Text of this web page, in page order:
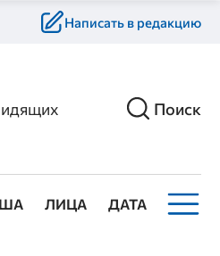
Написать в редакцию
Поиск
ЛИЦА ДАТА